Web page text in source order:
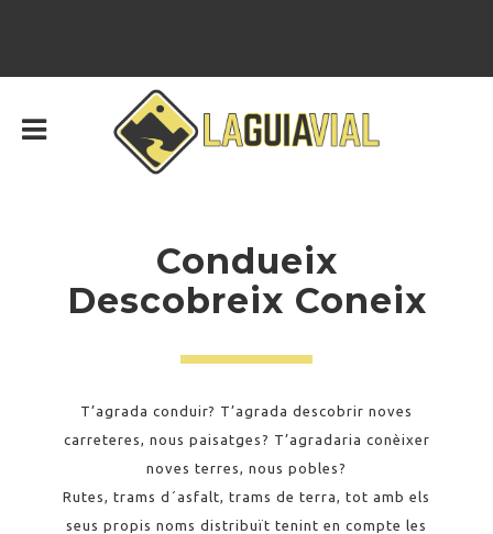
Condueix
Descobreix Coneix
T’agrada conduir? T’agrada descobrir noves
carreteres, nous paisatges? T’agradaria conèixer
noves terres, nous pobles?
Rutes, trams d´asfalt, trams de terra, tot amb els
seus propis noms distribuït tenint en compte les